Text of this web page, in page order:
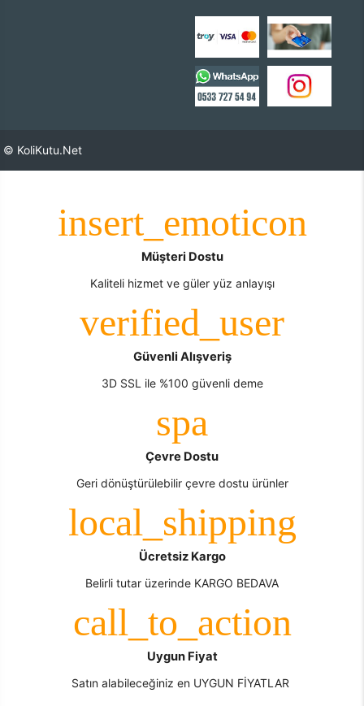
© KoliKutu.Net
Müşteri Dostu
Kaliteli hizmet ve güler yüz anlayışı
Güvenli Alışveriş
3D SSL ile %100 güvenli deme
Çevre Dostu
Geri dönüştürülebilir çevre dostu ürünler
Ücretsiz Kargo
Belirli tutar üzerinde KARGO BEDAVA
Uygun Fiyat
Satın alabileceğiniz en UYGUN FİYATLAR